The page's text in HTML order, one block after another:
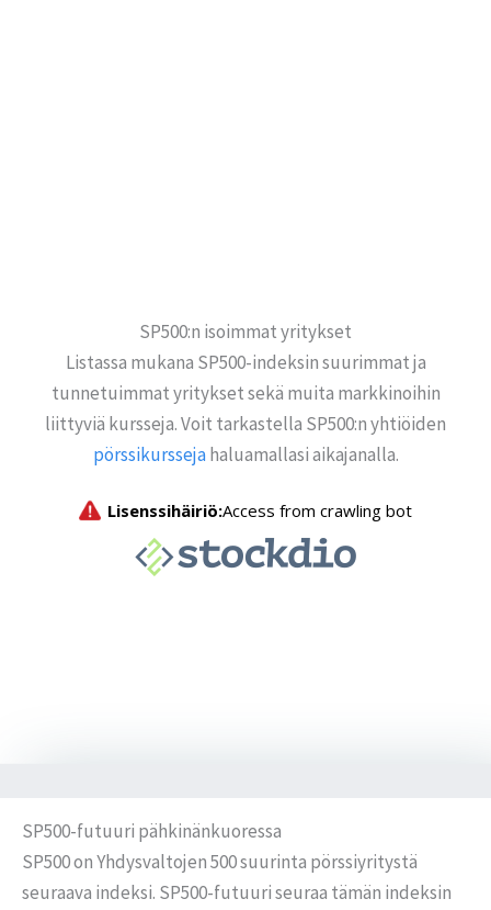
SP500:n isoimmat yritykset
Listassa mukana SP500-indeksin suurimmat ja
tunnetuimmat yritykset sekä muita markkinoihin
liittyviä kursseja. Voit tarkastella SP500:n yhtiöiden
pörssikurssejahaluamallasi aikajanalla.
SP500-futuuri pähkinänkuoressa
SP500 on Yhdysvaltojen 500 suurinta pörssiyritystä
seuraava indeksi. SP500-futuuri seuraa tämän indeksin